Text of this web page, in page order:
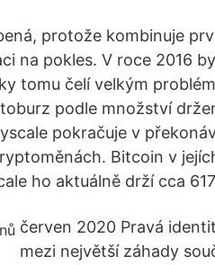
protože kombinuje
na pokles. V roce 2016
tomu čelí velkým
podle množství
pokračuje v
Bitcoin v
ho aktuálně drží cca
červen 2020 Pravá
mezi největší záhady